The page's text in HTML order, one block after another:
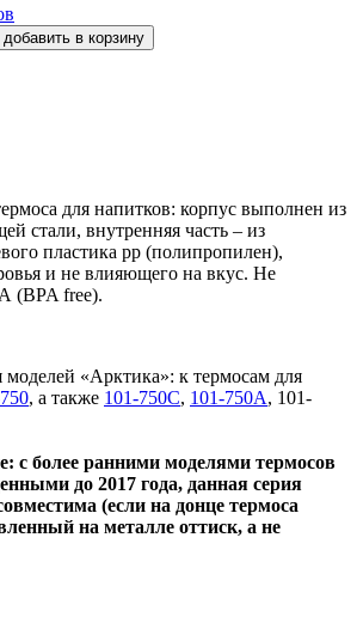
добавить в корзину
для напитков: корпус выполнен из
стали, внутренняя часть – из
пластика pp (полипропилен),
и не влияющего на вкус. Не
(BPA free).
моделей «Арктика»: к термосам для
, а также 101-750С, 101-750А, 101-
с более ранними моделями термосов
до 2017 года, данная серия
(если на донце термоса
на металле оттиск, а не